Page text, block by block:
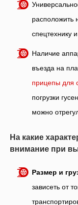
расположить
спецтехнику
Наличие
въезда на
прицепы для
погрузки
можно
На какие
внимание при
Размер и
зависеть от